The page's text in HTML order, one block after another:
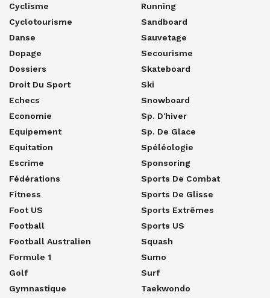
Cyclisme
Cyclotourisme
Danse
Dopage
Dossiers
Droit Du Sport
Echecs
Economie
Equipement
Equitation
Escrime
Fédérations
Fitness
Foot US
Football
Football Australien
Formule 1
Golf
Gymnastique
Running
Sandboard
Sauvetage
Secourisme
Skateboard
Ski
Snowboard
Sp. D'hiver
Sp. De Glace
Spéléologie
Sponsoring
Sports De Combat
Sports De Glisse
Sports Extrêmes
Sports US
Squash
Sumo
Surf
Taekwondo